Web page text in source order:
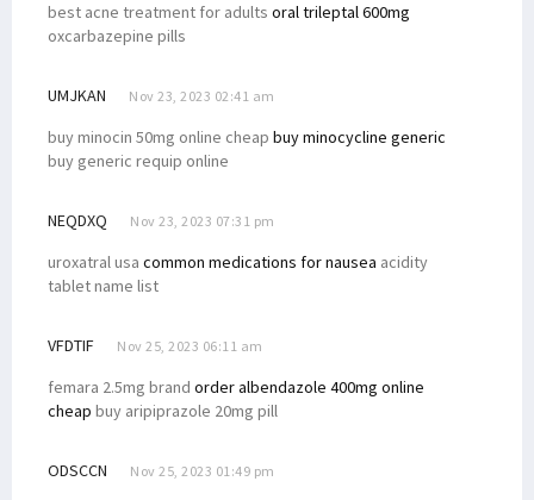
best acne treatment for adults oral trileptal 600mg
oxcarbazepine pills
UMJKAN Nov 23, 2023 02:41 am
buy minocin 50mg online cheap buy minocycline generic
buy generic requip online
NEQDXQ Nov 23, 2023 07:31 pm
uroxatral usa common medications for nausea acidity
tablet name list
VFDTIF Nov 25, 2023 06:11 am
femara 2.5mg brand order albendazole 400mg online
cheap buy aripiprazole 20mg pill
ODSCCN Nov 25, 2023 01:49 pm